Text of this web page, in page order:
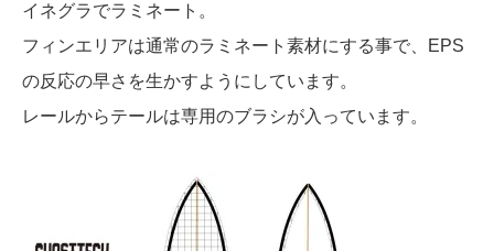
イネグラでラミネート。
フィンエリアは通常のラミネート素材にする事で、EPS
の反応の早さを生かすようにしています。
レールからテールは専用のブラシが入っています。